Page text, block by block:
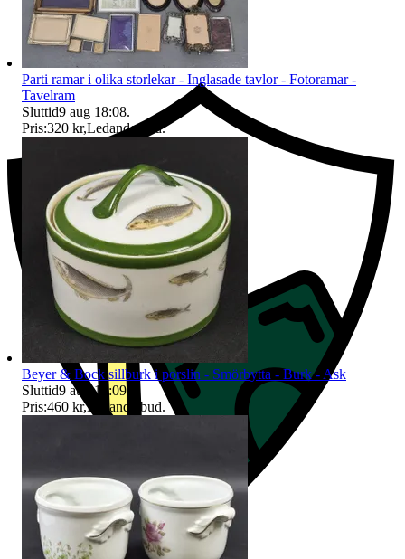
Ersättning om du inte får din vara
Parti ramar i olika storlekar - Inglasade tavlor - Fotoramar -
Tavelram
Sluttid9 aug 18:08.
Pris:320 kr,Ledande bud.
Beyer & Bock sillburk i porslin - Smörbytta - Burk - Ask
Sluttid9 aug 18:09.
Pris:460 kr,Ledande bud.